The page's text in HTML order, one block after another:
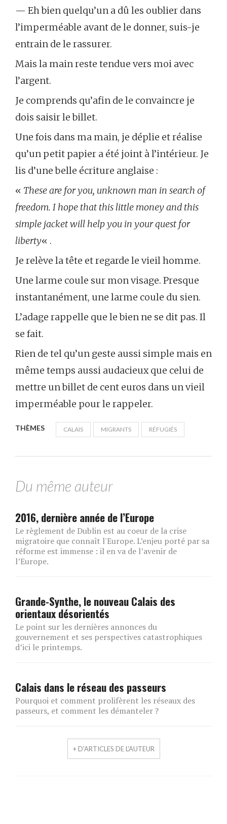
— Eh bien quelqu’un a dû les oublier dans
l’imperméable avant de le donner, suis-je
entrain de le rassurer.
Mais la main reste tendue vers moi avec
l’argent.
Je comprends qu’afin de le convaincre je
dois saisir le billet.
Une fois dans ma main, je déplie et réalise
qu’un petit papier a été joint à l’intérieur. Je
lis d’une belle écriture anglaise :
« These are for you, unknown man in search of
freedom. I hope that this little money and this
simple jacket will help you in your quest for
liberty« .
Je relève la tête et regarde le vieil homme.
Une larme coule sur mon visage. Presque
instantanément, une larme coule du sien.
L’adage rappelle que le bien ne se dit pas. Il
se fait.
Rien de tel qu’un geste aussi simple mais en
même temps aussi audacieux que celui de
mettre un billet de cent euros dans un vieil
imperméable pour le rappeler.
THÈMES CALAIS MIGRANTS RÉFUGIÉS
Du même auteur
2016, dernière année de l’Europe
Le règlement de Dublin est au coeur de la crise
migratoire que connaît l'Europe. L’enjeu porté par sa
réforme est immense : il en va de l’avenir de
l’Europe.
Grande-Synthe, le nouveau Calais des
orientaux désorientés
Le point sur les dernières annonces du
gouvernement et ses perspectives catastrophiques
d’ici le printemps.
Calais dans le réseau des passeurs
Pourquoi et comment prolifèrent les réseaux des
passeurs, et comment les démanteler ?
+ D'ARTICLES DE L'AUTEUR